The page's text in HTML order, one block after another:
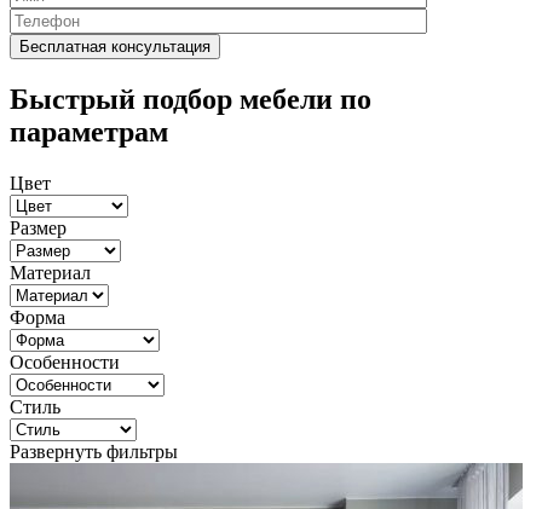
Быстрый подбор мебели по
параметрам
Цвет
Размер
Материал
Форма
Особенности
Стиль
Развернуть фильтры